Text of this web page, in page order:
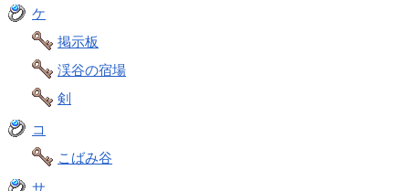
ケ
掲示板
渓谷の宿場
剣
コ
こばみ谷
サ